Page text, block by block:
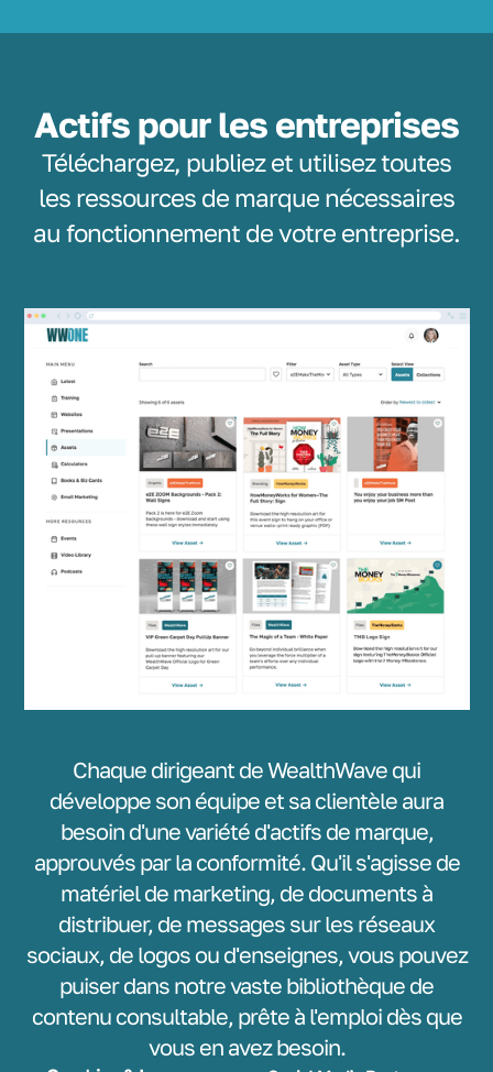
Actifs pour les entreprises
Téléchargez, publiez et utilisez toutes
les ressources de marque nécessaires
au fonctionnement de votre entreprise.
Chaque dirigeant de WealthWave qui
développe son équipe et sa clientèle aura
besoin d'une variété d'actifs de marque,
approuvés par la conformité. Qu'il s'agisse de
matériel de marketing, de documents à
distribuer, de messages sur les réseaux
sociaux, de logos ou d'enseignes, vous pouvez
puiser dans notre vaste bibliothèque de
contenu consultable, prête à l'emploi dès que
vous en avez besoin.